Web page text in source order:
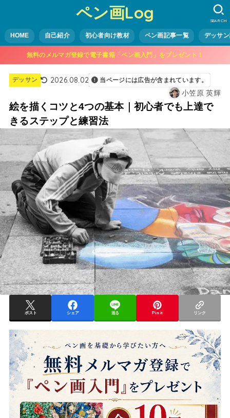
ペン画Log
HOME 自己紹介 初心者向け教材 ペン画記事一覧 デッサ
SEARCH
無料のメルマガ登録で電子書籍「ペン画入門」をプレゼント！
デッサン 2026.08.02 当ページには広告が含まれています。
小笠原 英輝
絵を描くコツと4つの基本｜初心者でも上達で
きるステップと練習法
ポスト シェア 送る Pin it リンク